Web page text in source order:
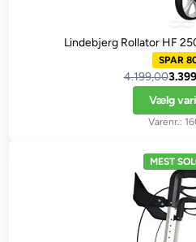
Lindebjerg Rollator HF
SPAR
4.199,00
Vælg
MEST